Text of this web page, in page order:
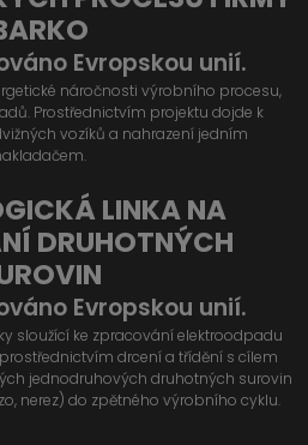
Evropskou unií.
náročnosti výrobního procesu,
Prostřednictvím projektu dojde k
vozíků a nahrazení jedním
LINKA NA
DRUHOTNÝCH
Evropskou unií.
sloužící ke zpracování elektroodpadu
drcení a třídění s cílem
jednodruhových druhotných surovin
nerez) do zpětného výrobního cyklu.